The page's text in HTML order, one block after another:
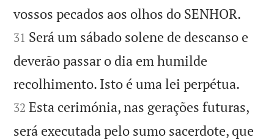
vossos pecados aos olhos do SENHOR.
31 Será um sábado solene de descanso e
deverão passar o dia em humilde
recolhimento. Isto é uma lei perpétua.
32 Esta cerimónia, nas gerações futuras,
será executada pelo sumo sacerdote, que